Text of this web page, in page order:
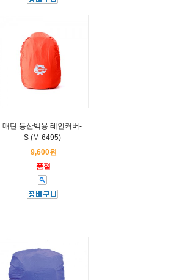
매틴 등산백용 레인커버-
S (M-6495)
9,600원
품절